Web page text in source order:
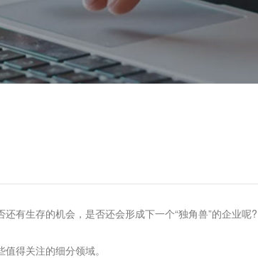
生存的机会，是否还会形成下一个“独角兽”的企业呢?
得关注的细分领域。